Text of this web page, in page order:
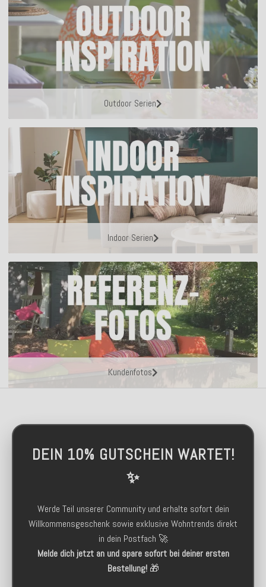
Outdoor Serien
Indoor Serien
Kundenfotos
DEIN 10% GUTSCHEIN WARTET!
✨
Werde Teil unserer Community und erhalte sofort dein
Willkommensgeschenk sowie exklusive Wohntrends direkt
in dein Postfach 🚀
Melde dich jetzt an und spare sofort bei deiner ersten
Bestellung!🎁